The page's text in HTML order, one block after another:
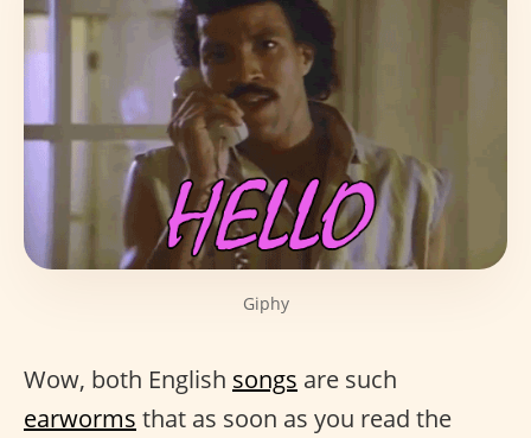
Giphy
Wow, both English songs are such
earworms that as soon as you read the